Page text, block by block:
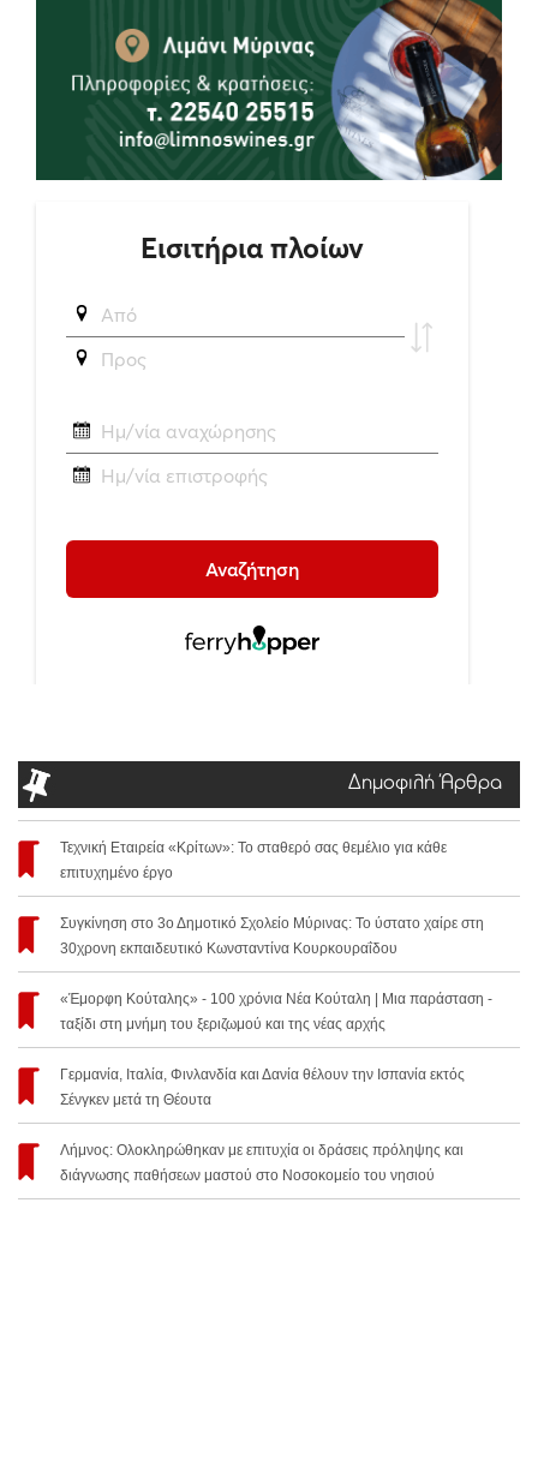
Δημοφιλή Άρθρα
Τεχνική Εταιρεία «Κρίτων»: Το σταθερό σας θεμέλιο για κάθε
επιτυχημένο έργο
Συγκίνηση στο 3ο Δημοτικό Σχολείο Μύρινας: Το ύστατο χαίρε στη
30χρονη εκπαιδευτικό Κωνσταντίνα Κουρκουραΐδου
«Έμορφη Κούταλης» - 100 χρόνια Νέα Κούταλη | Μια παράσταση -
ταξίδι στη μνήμη του ξεριζωμού και της νέας αρχής
Γερμανία, Ιταλία, Φινλανδία και Δανία θέλουν την Ισπανία εκτός
Σένγκεν μετά τη Θέουτα
Λήμνος: Ολοκληρώθηκαν με επιτυχία οι δράσεις πρόληψης και
διάγνωσης παθήσεων μαστού στο Νοσοκομείο του νησιού